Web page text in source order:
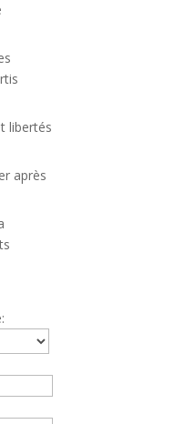
libertés
après